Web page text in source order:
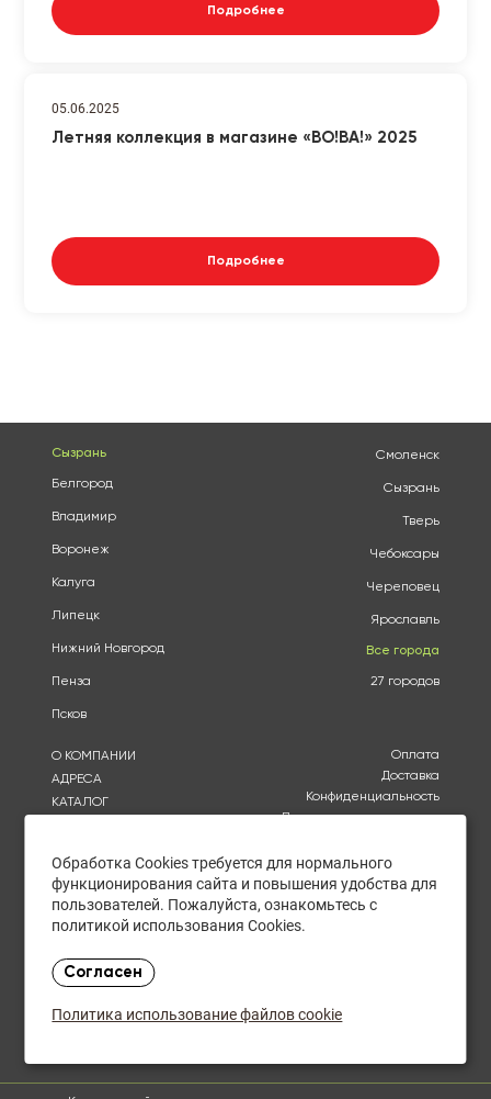
Подробнее
05.06.2025
Летняя коллекция в магазине «ВО!ВА!» 2025
Подробнее
Сызрань
Белгород
Владимир
Воронеж
Калуга
Липецк
Нижний Новгород
Пенза
Псков
Смоленск
Сызрань
Тверь
Чебоксары
Череповец
Ярославль
Все города
27 городов
О КОМПАНИИ
АДРЕСА
КАТАЛОГ
КУПИТЬ ОПТОМ
ОТЗЫВЫ
Оплата
Доставка
Конфиденциальность
Политика использования
Согласие на обработку
персональных данных
Политика в отношении
обработки персональных
Обработка Cookies требуется для нормального
функционирования сайта и повышения удобства для
пользователей. Пожалуйста, ознакомьтесь с
политикой использования Cookies.
Согласен
Политика использование файлов cookie